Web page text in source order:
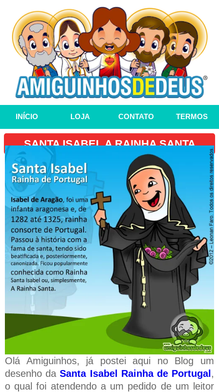
INÍCIO LOJA CONTATO TERMOS
SANTA ISABEL A RAINHA SANTA
Olá Amiguinhos, já postei aqui no Blog um
desenho daSanta Isabel Rainha de Portugal ,
o qual foi atendendo a um pedido de um leitor